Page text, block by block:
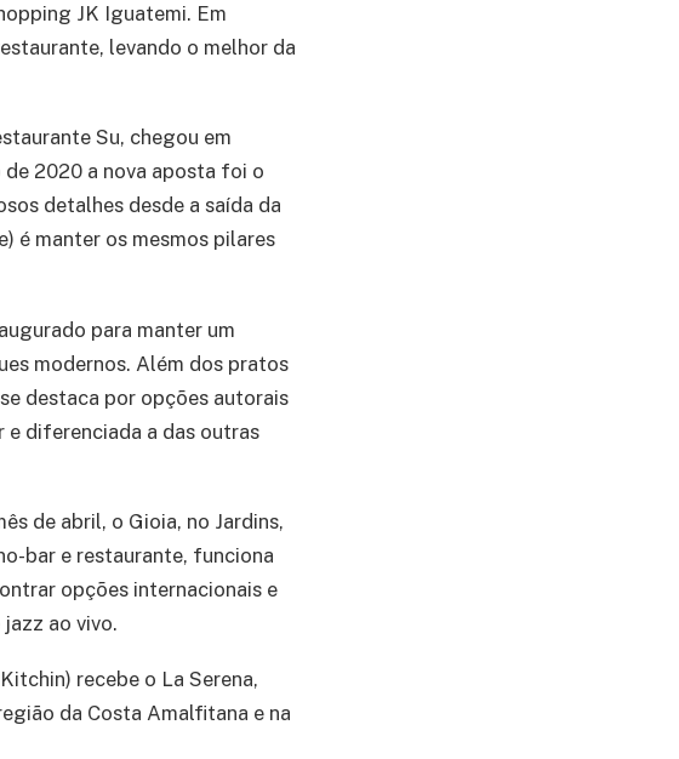
JK Iguatemi. Em
levando o melhor da
Su, chegou em
2020 a nova aposta foi o
detalhes desde a saída da
é manter os mesmos pilares
para manter um
modernos. Além dos pratos
destaca por opções autorais
diferenciada a das outras
de abril, o Gioia, no Jardins,
bar e restaurante, funciona
opções internacionais e
ao vivo.
recebe o La Serena,
da Costa Amalfitana e na